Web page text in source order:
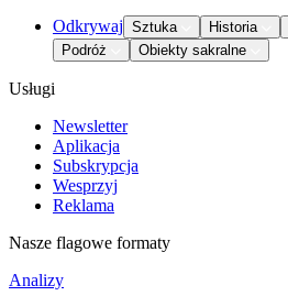
Odkrywaj Sztuka Historia
Podróż
Obiekty sakralne
Usługi
Newsletter
Aplikacja
Subskrypcja
Wesprzyj
Reklama
Nasze flagowe formaty
Analizy